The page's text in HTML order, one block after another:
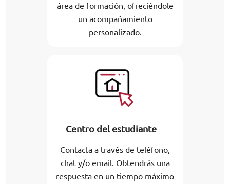
área de formación, ofreciéndole
un acompañamiento
personalizado.
Centro del estudiante
Contacta a través de teléfono,
chat y/o email. Obtendrás una
respuesta en un tiempo máximo